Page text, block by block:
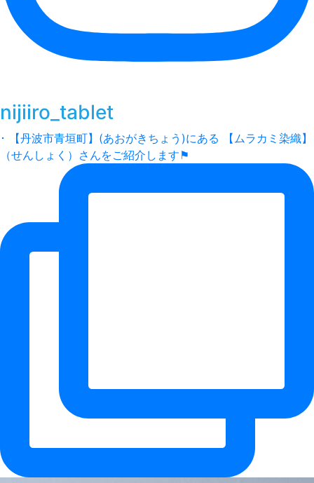
nijiiro_tablet
･ 【丹波市青垣町】(あおがきちょう)にある 【ムラカミ染織】
（せんしょく）さんをご紹介します⚑